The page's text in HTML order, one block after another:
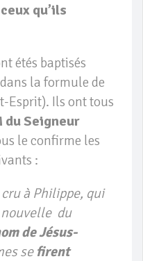
qu’ils
étés baptisés
la formule de
Esprit). Ils ont tous
du Seigneur
le confirme les
:
à Philippe, qui
du
de Jésus-
se firent